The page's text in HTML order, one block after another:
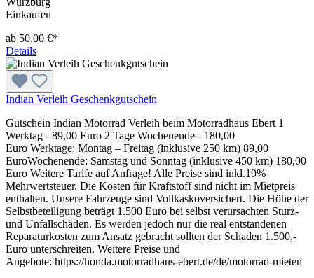
Einkaufen
ab 50,00 €*
Details
Indian Verleih Geschenkgutschein
Gutschein Indian Motorrad Verleih beim Motorradhaus Ebert 1
Werktag - 89,00 Euro 2 Tage Wochenende - 180,00
Euro Werktage: Montag – Freitag (inklusive 250 km) 89,00
EuroWochenende: Samstag und Sonntag (inklusive 450 km) 180,00
Euro Weitere Tarife auf Anfrage! Alle Preise sind inkl.19%
Mehrwertsteuer. Die Kosten für Kraftstoff sind nicht im Mietpreis
enthalten. Unsere Fahrzeuge sind Vollkaskoversichert. Die Höhe der
Selbstbeteiligung beträgt 1.500 Euro bei selbst verursachten Sturz-
und Unfallschäden. Es werden jedoch nur die real entstandenen
Reparaturkosten zum Ansatz gebracht sollten der Schaden 1.500,-
Euro unterschreiten. Weitere Preise und
Angebote: https://honda.motorradhaus-ebert.de/de/motorrad-mieten